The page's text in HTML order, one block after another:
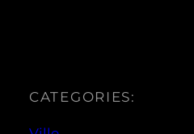
CATEGORIES: